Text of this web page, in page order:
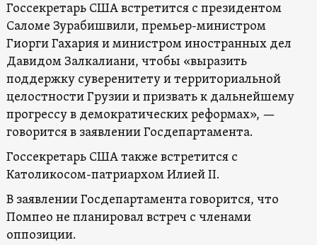
Госсекретарь США встретится с президентом
Саломе Зурабишвили, премьер-министром
Гиорги Гахария и министром иностранных дел
Давидом Залкалиани, чтобы «выразить
поддержку суверенитету и территориальной
целостности Грузии и призвать к дальнейшему
прогрессу в демократических реформах», —
говорится в заявлении Госдепартамента.
Госсекретарь США также встретится с
Католикосом-патриархом Илией II.
В заявлении Госдепартамента говорится, что
Помпео не планировал встреч с членами
оппозиции.